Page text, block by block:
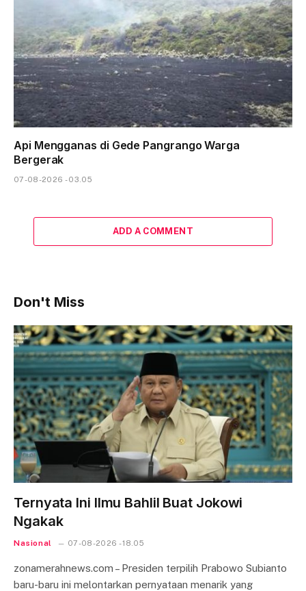
Api Mengganas di Gede Pangrango Warga
Bergerak
07-08-2026 - 03.05
ADD A COMMENT
Don't Miss
Ternyata Ini Ilmu Bahlil Buat Jokowi
Ngakak
Nasional 07-08-2026 - 18.05
zonamerahnews.com – Presiden terpilih Prabowo Subianto
baru-baru ini melontarkan pernyataan menarik yang